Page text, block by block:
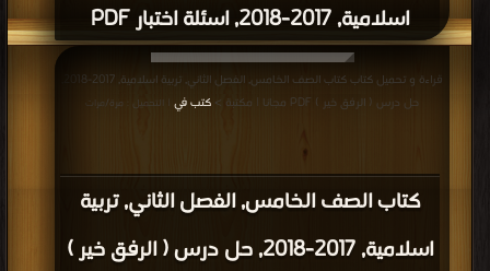
اسلامية, 2017-2018, اسئلة اختبار PDF
كتاب الصف الخامس, الفصل الثاني, تربية
اسلامية, 2017-2018, حل درس ( الرفق خير )
حل درس ( الرفق خير ) PDF مجانا | مكتبة >
كتب في | التحميل : مرة/مرات